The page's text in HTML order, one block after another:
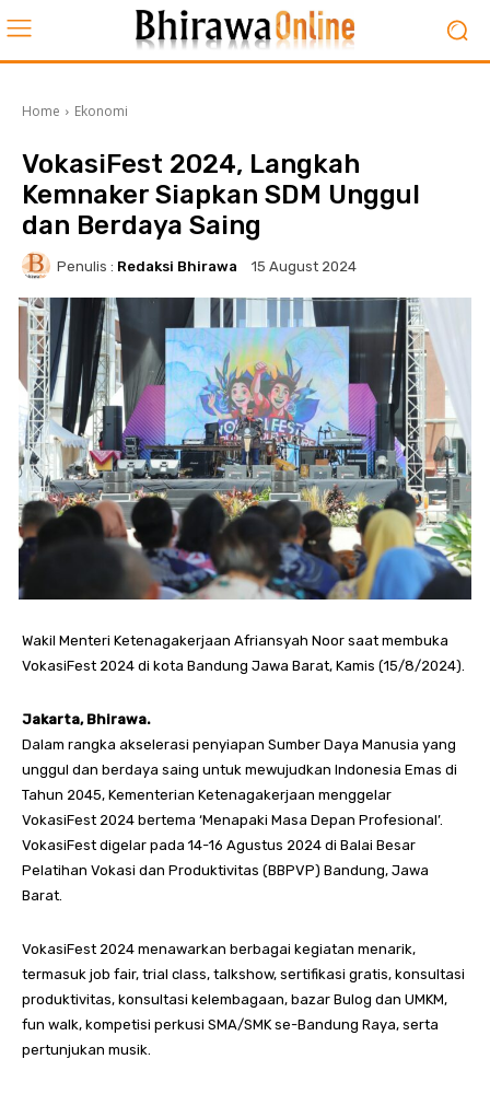
Home Ekonomi
VokasiFest 2024, Langkah
Kemnaker Siapkan SDM Unggul
dan Berdaya Saing
Penulis : Redaksi Bhirawa 15 August 2024
Wakil Menteri Ketenagakerjaan Afriansyah Noor saat membuka
VokasiFest 2024 di kota Bandung Jawa Barat, Kamis (15/8/2024).
Jakarta, Bhirawa.
Dalam rangka akselerasi penyiapan Sumber Daya Manusia yang
unggul dan berdaya saing untuk mewujudkan Indonesia Emas di
Tahun 2045, Kementerian Ketenagakerjaan menggelar
VokasiFest 2024 bertema ‘Menapaki Masa Depan Profesional’.
VokasiFest digelar pada 14-16 Agustus 2024 di Balai Besar
Pelatihan Vokasi dan Produktivitas (BBPVP) Bandung, Jawa
Barat.
VokasiFest 2024 menawarkan berbagai kegiatan menarik,
termasuk job fair, trial class, talkshow, sertifikasi gratis, konsultasi
produktivitas, konsultasi kelembagaan, bazar Bulog dan UMKM,
fun walk, kompetisi perkusi SMA/SMK se-Bandung Raya, serta
pertunjukan musik.